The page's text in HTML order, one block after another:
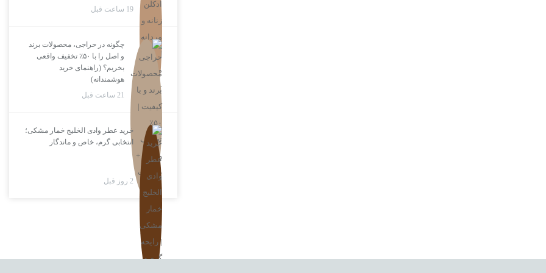
19 ساعت قبل
چگونه در حراجی، محصولات برند
و اصل را با ۵۰٪ تخفیف واقعی
بخریم؟ (راهنمای خرید
هوشمندانه)
21 ساعت قبل
خرید عطر وادی الخلیج خمار مشکی؛
انتخابی گرم، خاص و ماندگار
2 روز قبل